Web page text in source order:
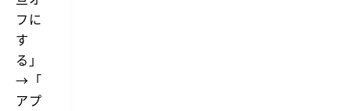
フに
す
る」
→「
アプ